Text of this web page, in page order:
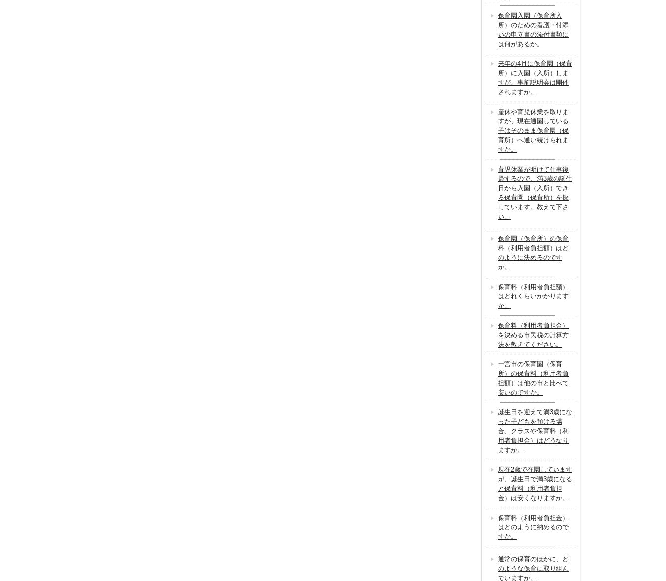
保育園入園（保育所入
所）のための看護・付添
いの申立書の添付書類に
は何があるか。
来年の4月に保育園（保育
所）に入園（入所）しま
すが、事前説明会は開催
されますか。
産休や育児休業を取りま
すが、現在通園している
子はそのまま保育園（保
育所）へ通い続けられま
すか。
育児休業が明けて仕事復
帰するので、満3歳の誕生
日から入園（入所）でき
る保育園（保育所）を探
しています。教えて下さ
い。
保育園（保育所）の保育
料（利用者負担額）はど
のように決めるのです
か。
保育料（利用者負担額）
はどれくらいかかります
か。
保育料（利用者負担金）
を決める市民税の計算方
法を教えてください。
一宮市の保育園（保育
所）の保育料（利用者負
担額）は他の市と比べて
安いのですか。
誕生日を迎えて満3歳にな
った子どもを預ける場
合、クラスや保育料（利
用者負担金）はどうなり
ますか。
現在2歳で在園しています
が、誕生日で満3歳になる
と保育料（利用者負担
金）は安くなりますか。
保育料（利用者負担金）
はどのように納めるので
すか。
通常の保育のほかに、ど
のような保育に取り組ん
でいますか。